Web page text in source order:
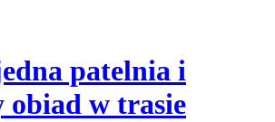
patelnia i
w trasie